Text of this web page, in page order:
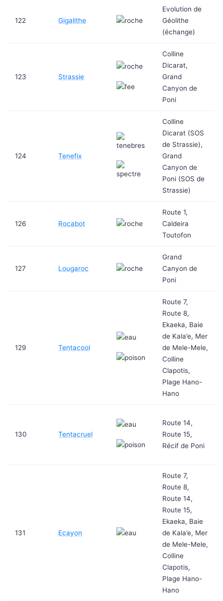
122 Gigalithe
Evolution de
Géolithe
(échange)
123 Strassie
Colline
Dicarat,
Grand
Canyon de
Poni
124 Tenefix
Colline
Dicarat (SOS
de Strassie),
Grand
Canyon de
Poni (SOS de
Strassie)
126 Rocabot
Route 1,
Caldeira
Toutofon
127 Lougaroc
Grand
Canyon de
Poni
129 Tentacool
Route 7,
Route 8,
Ekaeka, Baie
de Kala’e, Mer
de Mele-Mele,
Colline
Clapotis,
Plage Hano-
Hano
130 Tentacruel
Route 14,
Route 15,
Récif de Poni
131 Ecayon
Route 7,
Route 8,
Route 14,
Route 15,
Ekaeka, Baie
de Kala’e, Mer
de Mele-Mele,
Colline
Clapotis,
Plage Hano-
Hano